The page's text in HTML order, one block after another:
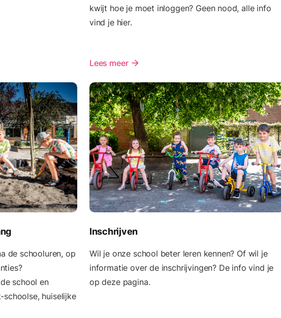
kwijt hoe je moet inloggen? Geen nood, alle info
vind je hier.
Lees meer arrow_forward
de schooluren, op
school en
huiselijke
Inschrijven
Wil je onze school beter leren kennen? Of wil je
informatie over de inschrijvingen? De info vind je
op deze pagina.